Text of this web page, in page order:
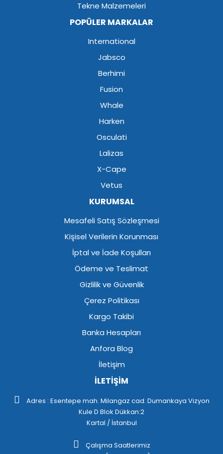
Tekne Malzemeleri
POPÜLER MARKALAR
International
Jabsco
Berhimi
Fusion
Whale
Harken
Osculati
Lalizas
X-Cape
Vetus
KURUMSAL
Mesafeli Satış Sözleşmesi
Kişisel Verilerin Korunması
İptal ve İade Koşulları
Ödeme ve Teslimat
Gizlilik ve Güvenlik
Çerez Politikası
Kargo Takibi
Banka Hesapları
Anfora Blog
İletişim
İLETİŞİM
Adres : Esentepe mah. Milangaz cad. Dumankaya Vizyon
Kule D Blok Dükkan:2
Kartal / İstanbul
Çalışma Saatlerimiz